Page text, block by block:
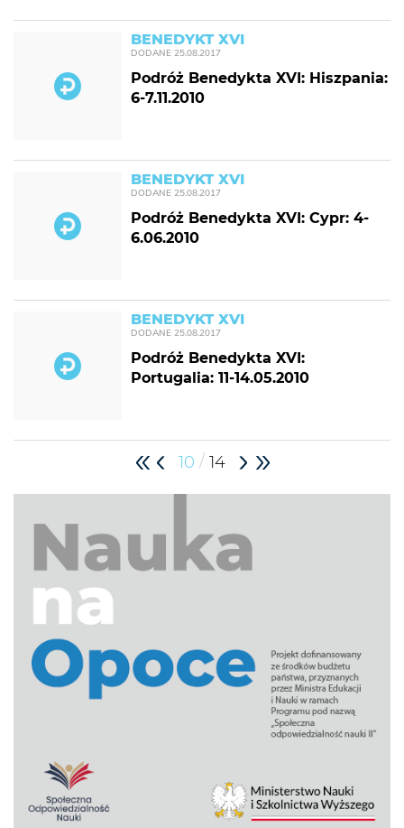
BENEDYKT XVI
DODANE 25.08.2017
Podróż Benedykta XVI: Hiszpania:
6-7.11.2010
BENEDYKT XVI
DODANE 25.08.2017
Podróż Benedykta XVI: Cypr: 4-
6.06.2010
BENEDYKT XVI
DODANE 25.08.2017
Podróż Benedykta XVI:
Portugalia: 11-14.05.2010
10 / 14